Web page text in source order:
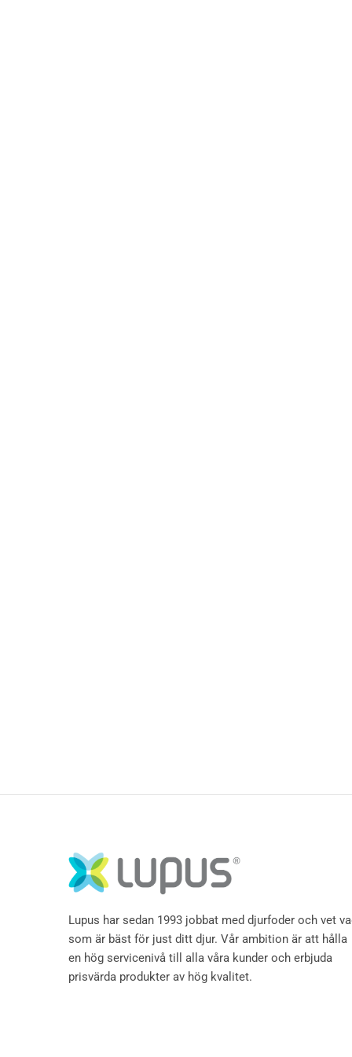
Lupus har sedan 1993 jobbat med djurfoder och vet
som är bäst för just ditt djur. Vår ambition är att hålla
en hög servicenivå till alla våra kunder och erbjuda
prisvärda produkter av hög kvalitet.